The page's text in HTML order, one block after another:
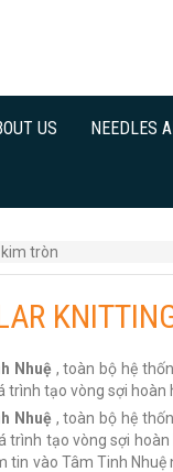
US NEEDLES
tròn
Nhuệ , toàn bộ hệ
trình tạo vòng sợi hoàn
Nhuệ , toàn bộ hệ
trình tạo vòng sợi
tin vào Tâm Tinh